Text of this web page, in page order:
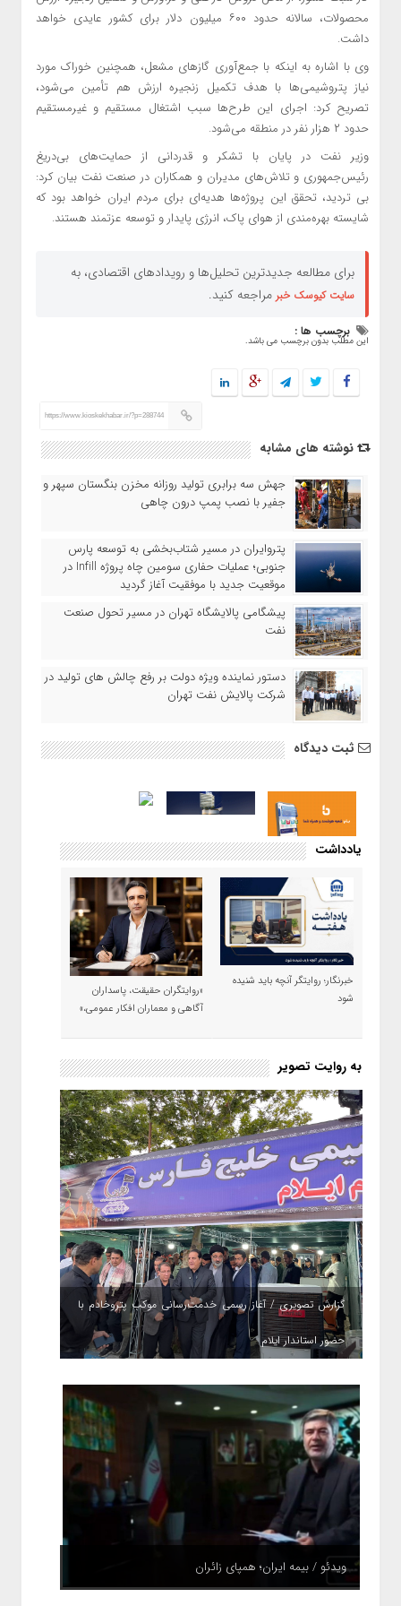
محصولات، سالانه حدود ۶۰۰ میلیون دلار برای کشور عایدی خواهد
داشت.
وی با اشاره به اینکه با جمع‌آوری گازهای مشعل، همچنین خوراک مورد
نیاز پتروشیمی‌ها با هدف تکمیل زنجیره ارزش هم تأمین می‌شود،
تصریح کرد: اجرای این طرح‌ها سبب اشتغال مستقیم و غیرمستقیم
حدود ۲ هزار نفر در منطقه می‌شود.
وزیر نفت در پایان با تشکر و قدردانی از حمایت‌های بی‌دریغ
رئیس‌جمهوری و تلاش‌های مدیران و همکاران در صنعت نفت بیان کرد:
بی تردید، تحقق این پروژه‌ها هدیه‌ای برای مردم ایران خواهد بود که
شایسته بهره‌مندی از هوای پاک، انرژی پایدار و توسعه عزتمند هستند.
برای مطالعه جدیدترین تحلیل‌ها و رویدادهای اقتصادی، به
سایت کیوسک خبر مراجعه کنید.
برچسب ها :
این مطلب بدون برچسب می باشد.
https://www.kioskekhabar.ir/?p=288744
نوشته های مشابه
‎جهش سه برابری تولید روزانه مخزن بنگستان سپهر و
جفیر با نصب پمپ درون چاهی
پتروایران در مسیر شتاب‌بخشی به توسعه پارس
جنوبی؛ عملیات حفاری سومین چاه پروژه Infill در
موقعیت جدید با موفقیت آغاز گردید
پیشگامی پالایشگاه تهران در مسیر تحول صنعت
نفت
دستور نماینده ویژه دولت بر رفع چالش های تولید در
شرکت پالایش نفت تهران
ثبت دیدگاه
یادداشت
خبرنگار؛ روایتگر آنچه باید شنیده
شود
«روایتگران حقیقت، پاسداران
آگاهی و معماران افکار عمومی،»
به روایت تصویر
گزارش تصویری / آغاز رسمی خدمت‌رسانی موکب پتروخادم با
حضور استاندار ایلام
ویدئو / بیمه ایران؛ همپای زائران